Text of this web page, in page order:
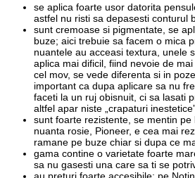
se aplica foarte usor datorita
astfel nu risti sa depasesti conturul
sunt cremoase si pigmentate, se
buze; aici trebuie sa facem o mica
nuantele au acceasi textura, unele
aplica mai dificil, fiind nevoie de
cel mov, se vede diferenta si in
important ca dupa aplicare sa nu
faceti la un ruj obisnuit, ci sa lasati
altfel apar niste „crapaturi
sunt foarte rezistente, se mentin
nuanta rosie, Pioneer, e cea mai
ramane pe buze chiar si dupa ce
gama contine o varietate foarte
sa nu gasesti una care sa ti se
au preturi foarte accesibile: pe